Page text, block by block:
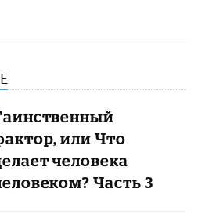
или Что
человека
Часть 3